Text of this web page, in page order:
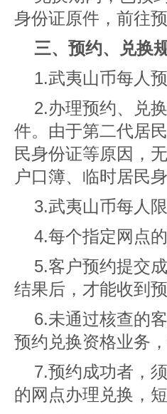
身份证原件，前往
三、预约、兑换
1.武夷山币每人
2.办理预约、兑
件。由于第二代居
民身份证等原因，
户口簿、临时居民
3.武夷山币每人
4.每个指定网点
5.客户预约提交
结果后，才能收到
6.未通过核查的
预约兑换资格业务
7.预约成功者，
的网点办理兑换，